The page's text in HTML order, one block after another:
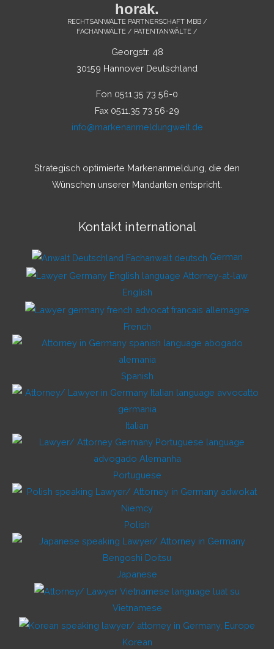
horak.
RECHTSANWÄLTE PARTNERSCHAFT MBB /
FACHANWÄLTE / PATENTANWÄLTE /
Georgstr. 48
30159 Hannover Deutschland
Fon 0511.35 73 56-0
Fax 0511.35 73 56-29
info@markenanmeldungwelt.de
Strategisch optimierte Markenanmeldung, die den
Wünschen unserer Mandanten entspricht.
Kontakt international
German
English
French
Spanish
Italian
Portuguese
Polish
Japanese
Vietnamese
Korean